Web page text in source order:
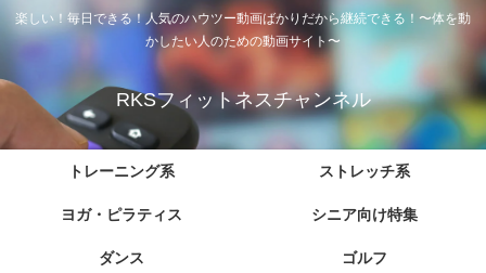
楽しい！毎日できる！人気のハウツー動画ばかりだから継続できる！〜体を動
かしたい人のための動画サイト〜
RKSフィットネスチャンネル
トレーニング系 ストレッチ系
ヨガ・ピラティス シニア向け特集
ダンス ゴルフ